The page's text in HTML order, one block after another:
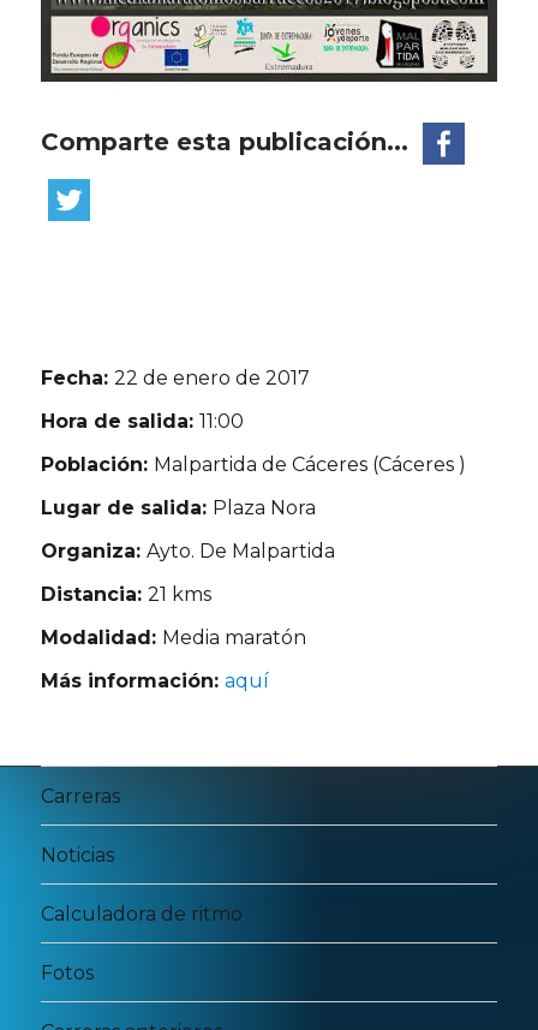
Comparte esta publicación...
Fecha:22 de enero de 2017
Hora de salida:11:00
Población: Malpartida de Cáceres (Cáceres )
Lugar de salida: Plaza Nora
Organiza:Ayto. De Malpartida
Distancia:21 kms
Modalidad: Media maratón
Más información:aquí
Carreras
Noticias
Calculadora de ritmo
Fotos